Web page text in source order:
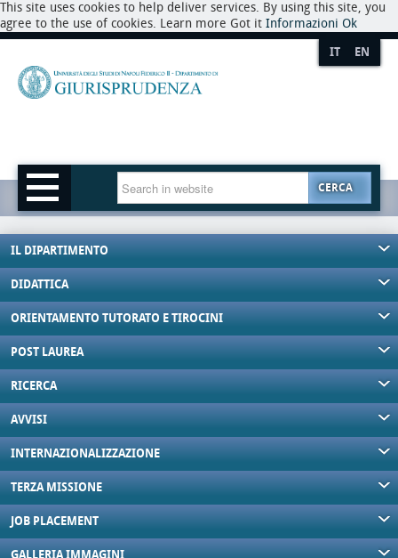
This site uses cookies to help deliver services. By using this site, you
agree to the use of cookies. Learn more Got it Informazioni Ok
IT EN
CERCA
IL DIPARTIMENTO
DIDATTICA
ORIENTAMENTO TUTORATO E TIROCINI
POST LAUREA
RICERCA
AVVISI
INTERNAZIONALIZZAZIONE
TERZA MISSIONE
JOB PLACEMENT
GALLERIA IMMAGINI